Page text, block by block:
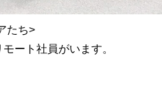
たち>
ート社員がいます。